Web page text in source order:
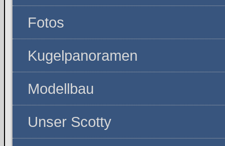
Fotos
Kugelpanoramen
Modellbau
Unser Scotty